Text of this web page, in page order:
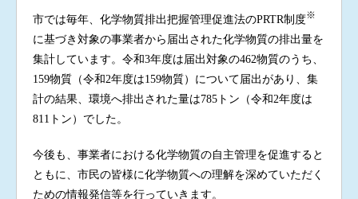
市では毎年、化学物質排出把握管理促進法のPRTR制度※
に基づき対象の事業者から届出された化学物質の排出量を
集計しています。令和3年度は届出対象の462物質のうち、
159物質（令和2年度は159物質）について届出があり、集
計の結果、環境へ排出された量は785トン（令和2年度は
811トン）でした。
今後も、事業者における化学物質の自主管理を促進すると
ともに、市民の皆様に化学物質への理解を深めていただく
ための情報発信等を行っていきます。